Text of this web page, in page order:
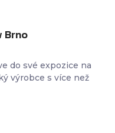
Brno
do své expozice na
výrobce s více než